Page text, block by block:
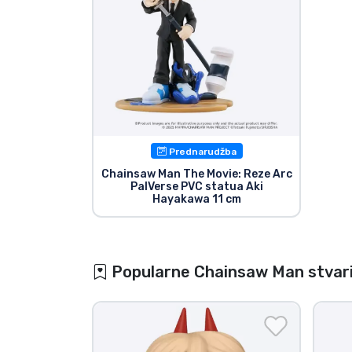
Prednarudžba
Chainsaw Man The Movie: Reze Arc
PalVerse PVC statua Aki
Hayakawa 11 cm
Popularne Chainsaw Man